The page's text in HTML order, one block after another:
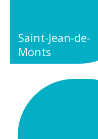
Saint-Jean-de-
Monts